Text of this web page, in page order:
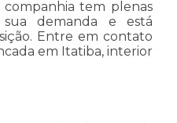
tem plenas
demanda e está
Entre em contato
em Itatiba, interior